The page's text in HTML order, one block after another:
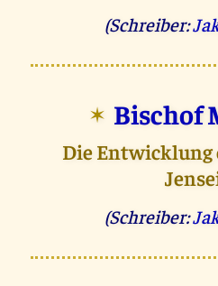
(Schreiber:
✶ Bischof
Die Entwicklung
(Schreiber: